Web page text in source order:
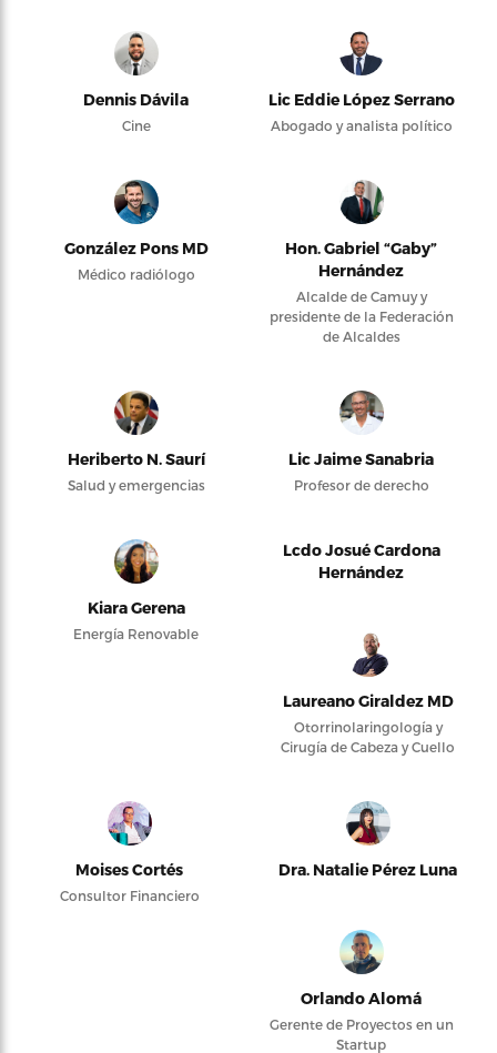
Dennis Dávila
Cine
Lic Eddie López Serrano
Abogado y analista político
González Pons MD
Médico radiólogo
Hon. Gabriel “Gaby”
Hernández
Alcalde de Camuy y
presidente de la Federación
de Alcaldes
Heriberto N. Saurí
Salud y emergencias
Lic Jaime Sanabria
Profesor de derecho
Kiara Gerena
Energía Renovable
Lcdo Josué Cardona
Hernández
Laureano Giraldez MD
Otorrinolaringología y
Cirugía de Cabeza y Cuello
Moises Cortés
Consultor Financiero
Dra. Natalie Pérez Luna
Orlando Alomá
Gerente de Proyectos en un
Startup